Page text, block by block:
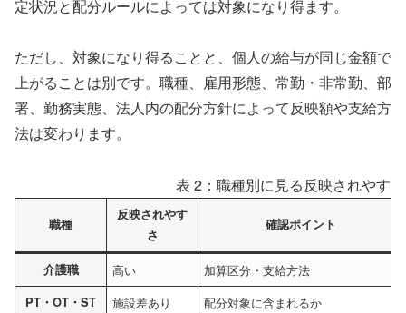
定状況と配分ルールによっては対象になり得ます。
ただし、対象になり得ることと、個人の給与が同じ金額で
上がることは別です。職種、雇用形態、常勤・非常勤、部
署、勤務実態、法人内の配分方針によって反映額や支給方
法は変わります。
表 2：職種別に見る反映されやす
職種
反映されやす
さ
確認ポイント
介護職 高い 加算区分・支給方法
PT・OT・ST 施設差あり 配分対象に含まれるか